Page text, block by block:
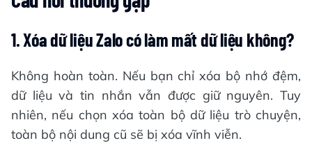
1. Xóa dữ liệu Zalo có làm mất dữ liệu không?
Không hoàn toàn. Nếu bạn chỉ xóa bộ nhớ đệm,
dữ liệu và tin nhắn vẫn được giữ nguyên. Tuy
nhiên, nếu chọn xóa toàn bộ dữ liệu trò chuyện,
toàn bộ nội dung cũ sẽ bị xóa vĩnh viễn.